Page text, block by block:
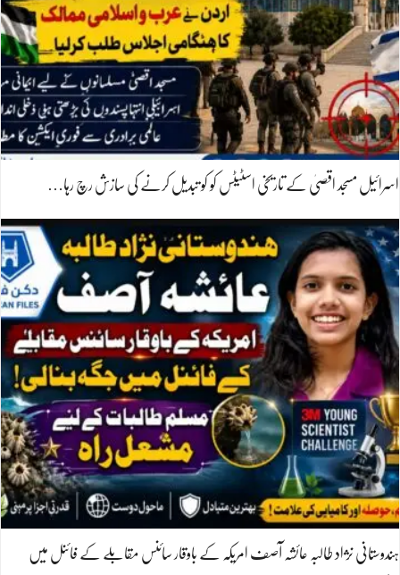
اسرائیل مسجد اقصیٰ کے تاریخی اسٹیٹس کو کو تبدیل کرنے کی سازش رچ رہا…
ہندوستانی نژاد طالبہ عائشہ آصف امریکہ کے باوقار سائنس مقابلے کے فائنل میں